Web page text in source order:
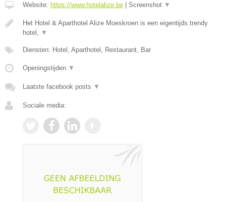
Website: https://www.hotelalize.be Screenshot ▼
Het Hotel & Aparthotel Alize Moeskroen is een eigentijds trendy
hotel, ▼
Diensten: Hotel, Aparthotel, Restaurant, Bar
Openingstijden ▼
Laatste facebook posts ▼
Sociale media: